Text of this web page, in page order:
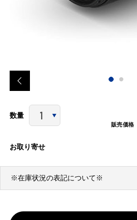
数量
販売価格
お取り寄せ
※在庫状況の表記について※